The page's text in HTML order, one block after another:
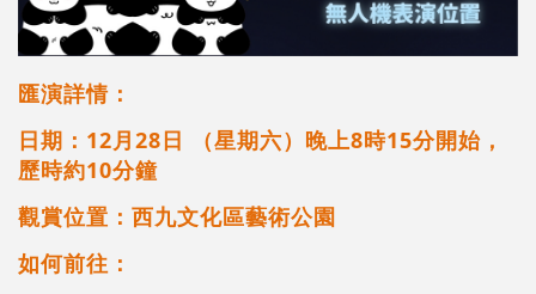
匯演詳情：
日期：12月28日 （星期六）晚上8時15分開始，
歷時約10分鐘
觀賞位置：西九文化區藝術公園
如何前往：